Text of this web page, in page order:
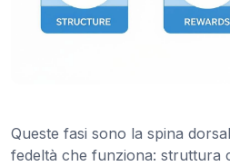
Queste fasi sono la spina
fedeltà che funziona: struttura